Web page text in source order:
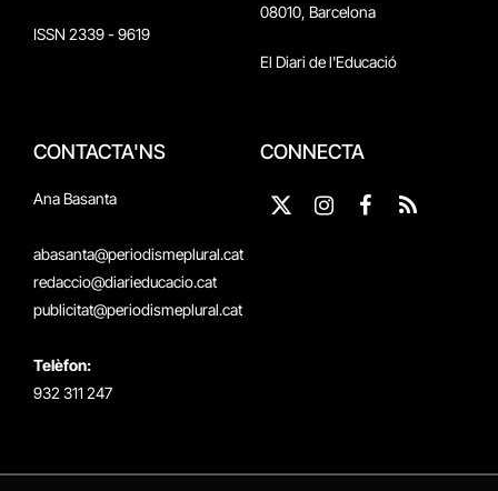
ISSN 2339 - 9619
08010, Barcelona
El Diari de l'Educació
CONTACTA'NS
Ana Basanta
abasanta@periodismeplural.cat
redaccio@diarieducacio.cat
publicitat@periodismeplural.cat
Telèfon:
932 311 247
CONNECTA
X
Instagram
Facebook
RSS